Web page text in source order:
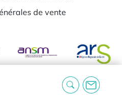
de vente